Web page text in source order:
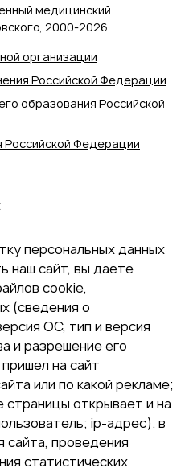
организации
Российской Федерации
образования Российской
Российской Федерации
медицинский
2000‑2026
персональных данных
наш сайт, вы даете
cookie,
(сведения о
ОС, тип и версия
и разрешение его
на сайт
или по какой рекламе;
страницы открывает и на
ip-адрес). в
сайта, проведения
статистических